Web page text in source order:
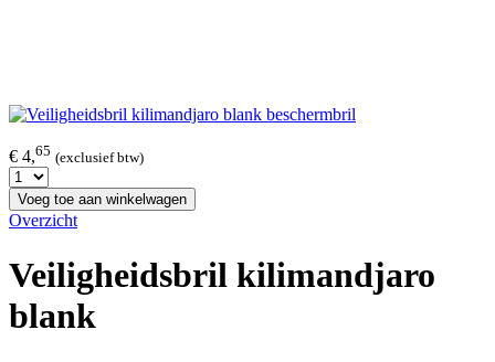
€ 4,65 (exclusief btw)
Voeg toe aan winkelwagen
Overzicht
Veiligheidsbril kilimandjaro
blank